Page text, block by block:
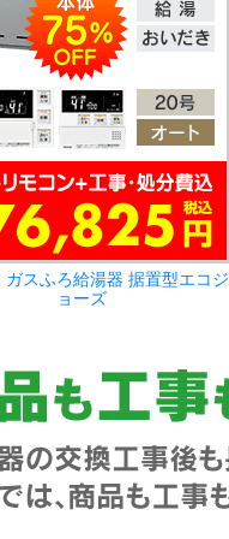
ガスふろ給湯器 据置型エコジ
ョーズ